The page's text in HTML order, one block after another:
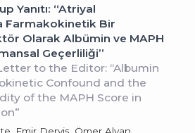
Yanıtı: “Atriyal
Farmakokinetik Bir
Olarak Albümin ve MAPH
Geçerliliği”
to the Editor: “Albumin
Confound and the
of the MAPH Score in
, Emir Derviş, Ömer Alyan,